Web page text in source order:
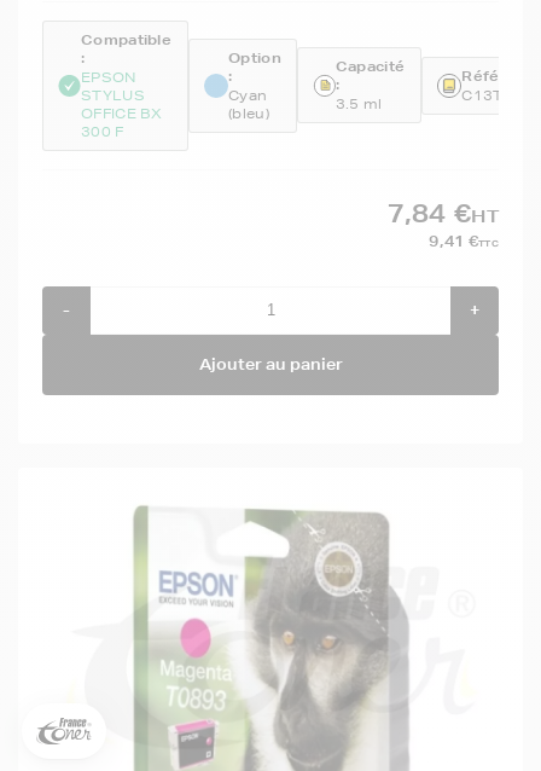
Compatible
:
EPSON
STYLUS
OFFICE BX
300 F
Option
:
Cyan
(bleu)
Capacité
:
3.5 ml
7,84 €HT
9,41 €TTC
- +
Ajouter au panier
5€ offerts sur votre 1ère
commande !
€
Inscrivez-vous à notre newsletter, suivez notre actualité et
bénéficiez immédiatement
d’une remise de 5€
commande * !